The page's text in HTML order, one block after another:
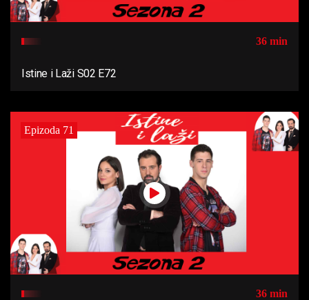
36 min
Istine i Laži S02 E72
Epizoda 71
36 min